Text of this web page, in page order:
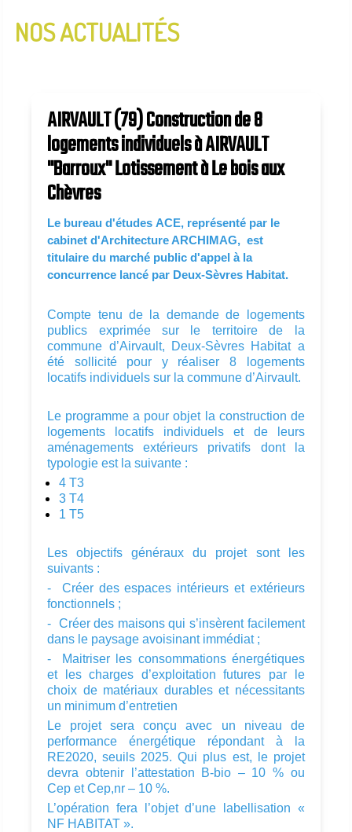
InfoLettre N°2 - Janvier 2020
NOS ACTUALITÉS
AIRVAULT (79) Construction de 8
logements individuels à AIRVAULT
"Barroux" Lotissement à Le bois aux
Chèvres
Le bureau d'études ACE, représenté par le
cabinet d'Architecture ARCHIMAG, est
titulaire du marché public d'appel à la
concurrence lancé par Deux-Sèvres Habitat.
Compte tenu de la demande de logements
publics exprimée sur le territoire de la
commune d’Airvault, Deux-Sèvres Habitat a
été sollicité pour y réaliser 8 logements
locatifs individuels sur la commune d’Airvault.
Le programme a pour objet la construction de
logements locatifs individuels et de leurs
aménagements extérieurs privatifs dont la
typologie est la suivante :
4 T3
3 T4
1 T5
Les objectifs généraux du projet sont les
suivants :
- Créer des espaces intérieurs et extérieurs
fonctionnels ;
- Créer des maisons qui s’insèrent facilement
dans le paysage avoisinant immédiat ;
- Maitriser les consommations énergétiques
et les charges d’exploitation futures par le
choix de matériaux durables et nécessitants
un minimum d’entretien
Le projet sera conçu avec un niveau de
performance énergétique répondant à la
RE2020, seuils 2025. Qui plus est, le projet
devra obtenir l’attestation B-bio – 10 % ou
Cep et Cep,nr – 10 %.
L’opération fera l’objet d’une labellisation «
NF HABITAT ».